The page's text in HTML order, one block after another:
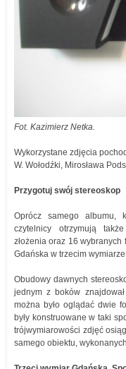
Fot. Kazimierz Netka.
Wykorzystane zdjęcia
W. Wołodźki, Mirosława
Przygotuj swój stereoskop
Oprócz samego albumu,
czytelnicy otrzymują
złożenia oraz 16
Gdańska w trzecim
Obudowy dawnych
jednym z boków
można było oglądać dwie
były konstruowane w taki
trójwymiarowości zdjęć
samego obiektu,